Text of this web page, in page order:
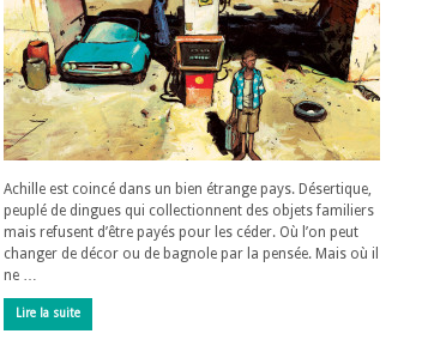
Achille est coincé dans un bien étrange pays. Désertique,
peuplé de dingues qui collectionnent des objets familiers
mais refusent d’être payés pour les céder. Où l’on peut
changer de décor ou de bagnole par la pensée. Mais où il
ne …
Lire la suite